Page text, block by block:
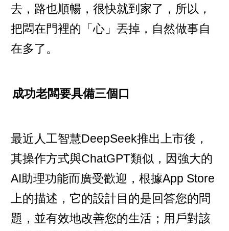
去，路也順暢，很快就到家了，所以，
把悶在門裡的「心」丟掉，自然做事自
在多了。
成功老闆要具備三個口
最近人工智慧DeepSeek推出上市後，
其操作方式與ChatGPT類似，因強大的
AI助理功能而廣受歡迎，根據App Store
上的描述，它的設計目的是回答您的問
題，並有效地改善您的生活；用戶對該